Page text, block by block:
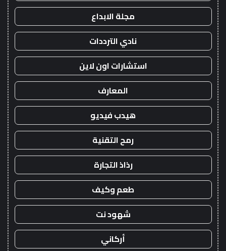
مجلة الابداع
نادي الترددات
استشارات اون لاين
المعارف
هيدب فيديو
رمح التقنية
رذاذ التجارة
طعم وكيف
شهود نت
أركاني